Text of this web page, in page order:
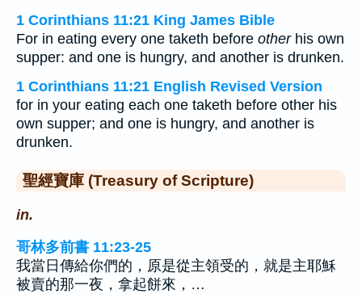
1 Corinthians 11:21 King James Bible
For in eating every one taketh before otherhis own
supper: and one is hungry, and another is drunken.
1 Corinthians 11:21 English Revised Version
for in your eating each one taketh before other his
own supper; and one is hungry, and another is
drunken.
聖經寶庫 (Treasury of Scripture)
in.
哥林多前書 11:23-25
我當日傳給你們的，原是從主領受的，就是主耶穌
被賣的那一夜，拿起餅來，…